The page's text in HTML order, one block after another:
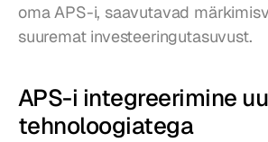
oma APS-i, saavutavad
suuremat investeeringutasuvust.
APS-i integreerimine
tehnoloogiatega